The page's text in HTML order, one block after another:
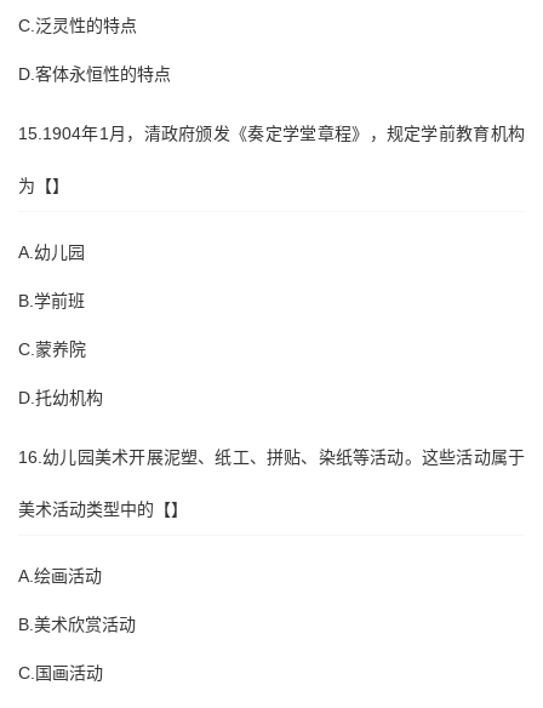
C.泛灵性的特点
D.客体永恒性的特点
15.1904年1月，清政府颁发《奏定学堂章程》，规定学前教育机构
为【】
A.幼儿园
B.学前班
C.蒙养院
D.托幼机构
16.幼儿园美术开展泥塑、纸工、拼贴、染纸等活动。这些活动属于
美术活动类型中的【】
A.绘画活动
B.美术欣赏活动
C.国画活动